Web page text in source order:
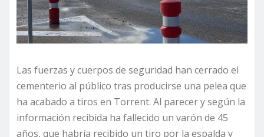
Las fuerzas y cuerpos de seguridad han cerrado el
cementerio al público tras producirse una pelea que
ha acabado a tiros en Torrent. Al parecer y según la
información recibida ha fallecido un varón de 45
años, que habría recibido un tiro por la espalda y